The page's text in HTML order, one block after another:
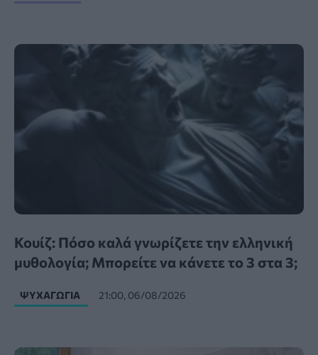
Κουίζ: Πόσο καλά γνωρίζετε την ελληνική
μυθολογία; Μπορείτε να κάνετε το 3 στα 3;
ΨΥΧΑΓΩΓΊΑ 21:00, 06/08/2026